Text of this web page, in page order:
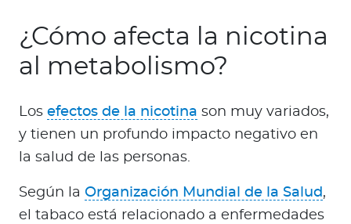
¿Cómo afecta la nicotina
al metabolismo?
Los efectos de la nicotina son muy variados,
y tienen un profundo impacto negativo en
la salud de las personas.
Según la Organización Mundial de la Salud,
el tabaco está relacionado a enfermedades